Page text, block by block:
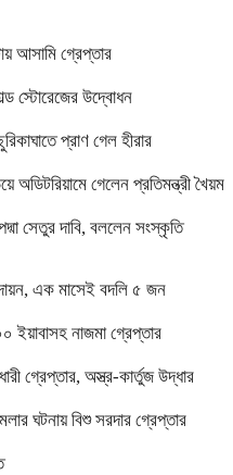
আসামি গ্রেপ্তার
স্টোরেজের উদ্বোধন
প্রাণ গেল হীরার
অডিটরিয়ামে গেলেন প্রতিমন্ত্রী খৈয়ম
পদ্মা সেতুর দাবি, বললেন সংস্কৃতি
এক মাসেই বদলি ৫ জন
ইয়াবাসহ নাজমা গ্রেপ্তার
গ্রেপ্তার, অস্ত্র-কার্তুজ উদ্ধার
ঘটনায় বিশু সরদার গ্রেপ্তার